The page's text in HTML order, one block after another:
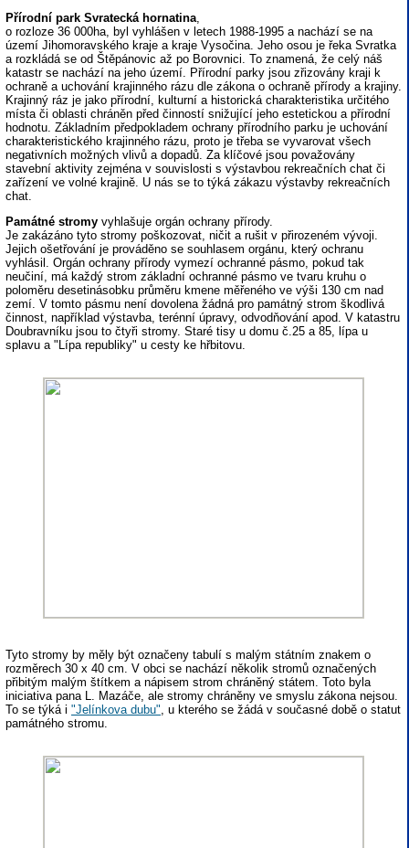
Přírodní park Svratecká hornatina,
o rozloze 36 000ha, byl vyhlášen v letech 1988-1995 a nachází se na
území Jihomoravského kraje a kraje Vysočina. Jeho osou je řeka Svratka
a rozkládá se od Štěpánovic až po Borovnici. To znamená, že celý náš
katastr se nachází na jeho území. Přírodní parky jsou zřizovány kraji k
ochraně a uchování krajinného rázu dle zákona o ochraně přírody a krajiny.
Krajinný ráz je jako přírodní, kulturní a historická charakteristika určitého
místa či oblasti chráněn před činností snižující jeho estetickou a přírodní
hodnotu. Základním předpokladem ochrany přírodního parku je uchování
charakteristického krajinného rázu, proto je třeba se vyvarovat všech
negativních možných vlivů a dopadů. Za klíčové jsou považovány
stavební aktivity zejména v souvislosti s výstavbou rekreačních chat či
zařízení ve volné krajině. U nás se to týká zákazu výstavby rekreačních
chat.
Památné stromy vyhlašuje orgán ochrany přírody.
Je zakázáno tyto stromy poškozovat, ničit a rušit v přirozeném vývoji.
Jejich ošetřování je prováděno se souhlasem orgánu, který ochranu
vyhlásil. Orgán ochrany přírody vymezí ochranné pásmo, pokud tak
neučiní, má každý strom základní ochranné pásmo ve tvaru kruhu o
poloměru desetinásobku průměru kmene měřeného ve výši 130 cm nad
zemí. V tomto pásmu není dovolena žádná pro památný strom škodlivá
činnost, například výstavba, terénní úpravy, odvodňování apod. V katastru
Doubravníku jsou to čtyři stromy. Staré tisy u domu č.25 a 85, lípa u
splavu a "Lípa republiky" u cesty ke hřbitovu.
Tyto stromy by měly být označeny tabulí s malým státním znakem o
rozměrech 30 x 40 cm. V obci se nachází několik stromů označených
přibitým malým štítkem a nápisem strom chráněný státem. Toto byla
iniciativa pana L. Mazáče, ale stromy chráněny ve smyslu zákona nejsou.
To se týká i "Jelínkova dubu", u kterého se žádá v současné době o statut
památného stromu.